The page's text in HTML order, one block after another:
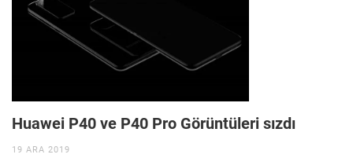
Huawei P40 ve P40 Pro Görüntüleri sızdı
19 ARA 2019